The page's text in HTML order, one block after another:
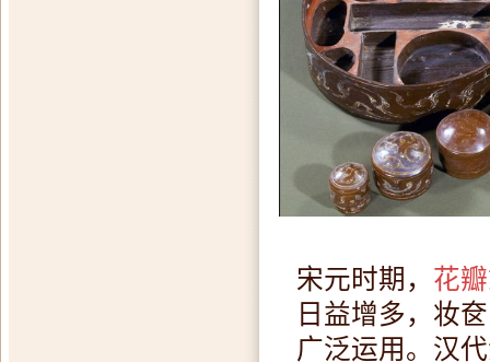
宋元时期， 花
日益增多，妆
广泛运用。汉